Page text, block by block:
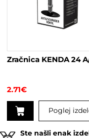
Zračnica KENDA 24
2.71€
Poglej
Ste našli enak